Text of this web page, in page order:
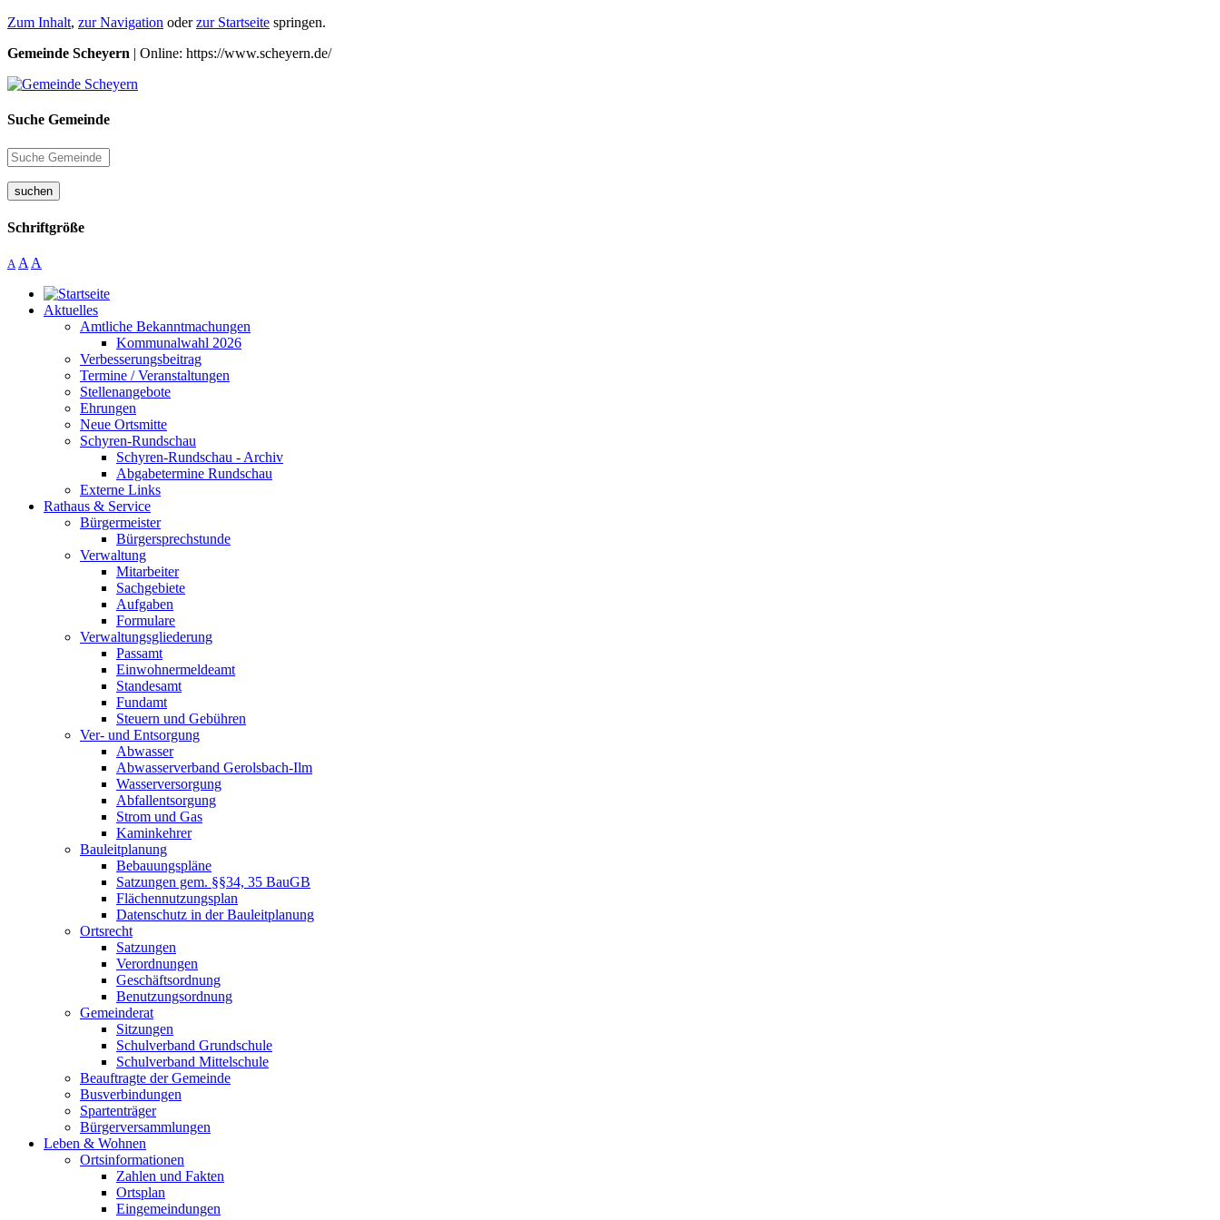
Zum Inhalt, zur Navigation oderzur Startseite springen.
Gemeinde Scheyern | Online: https://www.scheyern.de/
Suche Gemeinde
suchen
Schriftgröße
A A A
Aktuelles
Amtliche Bekanntmachungen
Kommunalwahl 2026
Verbesserungsbeitrag
Termine / Veranstaltungen
Stellenangebote
Ehrungen
Neue Ortsmitte
Schyren-Rundschau
Schyren-Rundschau - Archiv
Abgabetermine Rundschau
Externe Links
Rathaus & Service
Bürgermeister
Bürgersprechstunde
Verwaltung
Mitarbeiter
Sachgebiete
Aufgaben
Formulare
Verwaltungsgliederung
Passamt
Einwohnermeldeamt
Standesamt
Fundamt
Steuern und Gebühren
Ver- und Entsorgung
Abwasser
Abwasserverband Gerolsbach-Ilm
Wasserversorgung
Abfallentsorgung
Strom und Gas
Kaminkehrer
Bauleitplanung
Bebauungspläne
Satzungen gem. §§34, 35 BauGB
Flächennutzungsplan
Datenschutz in der Bauleitplanung
Ortsrecht
Satzungen
Verordnungen
Geschäftsordnung
Benutzungsordnung
Gemeinderat
Sitzungen
Schulverband Grundschule
Schulverband Mittelschule
Beauftragte der Gemeinde
Busverbindungen
Spartenträger
Bürgerversammlungen
Leben & Wohnen
Ortsinformationen
Zahlen und Fakten
Ortsplan
Eingemeindungen